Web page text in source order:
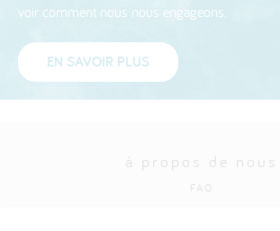
voir comment nous nous engageons.
EN SAVOIR PLUS
à propos de nous
FAQ